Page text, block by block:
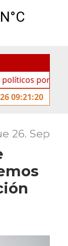
«ficha
09:21:20
26. Sep